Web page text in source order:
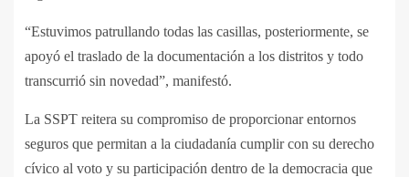
“Estuvimos patrullando todas las casillas, posteriormente, se
apoyó el traslado de la documentación a los distritos y todo
transcurrió sin novedad”, manifestó.
La SSPT reitera su compromiso de proporcionar entornos
seguros que permitan a la ciudadanía cumplir con su derecho
cívico al voto y su participación dentro de la democracia que